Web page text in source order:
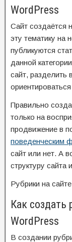
WordPress
Сайт создаётся
эту тематику на
публикуются
данной
сайт, разделить
Правильно
только на
продвижение в
поведенческим
сайт или нет. А
структуру сайта
Рубрики на
Как создать
WordPress
В создании